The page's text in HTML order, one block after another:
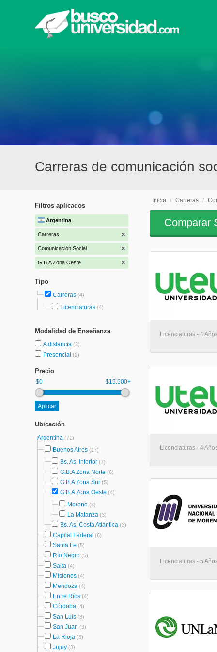
Carreras de comunicación
Filtros aplicados
Argentina
Carreras
Comunicación Social
G.B.A Zona Oeste
Tipo
Carreras (4)
Licenciaturas (4)
Modalidad de Enseñanza
A distancia (2)
Presencial (2)
Precio
$0 $15.500+
Ubicación
Argentina (71)
Buenos Aires (17)
Bs. As. Interior (7)
G.B.A Zona Norte (6)
G.B.A Zona Sur (5)
G.B.A Zona Oeste (4)
Moreno (3)
La Matanza (3)
Bs. As. Costa Atlántica (3)
Capital Federal (6)
Santa Fe (5)
Río Negro (5)
Salta (4)
Misiones (4)
Mendoza (4)
Entre Ríos (4)
Córdoba (4)
San Luis (3)
San Juan (3)
La Rioja (3)
Jujuy (3)
Inicio / Carreras /
Comparar
Licenciaturas - 4
Licenciaturas - 4
Licenciaturas - 5